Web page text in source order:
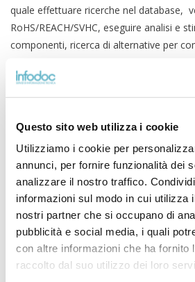
Questo sito web utilizza i cookie
Utilizziamo i cookie per
annunci, per fornire funzionalità dei
analizzare il nostro traffico.
informazioni sul modo in cui utilizza
nostri partner che si occupano di
pubblicità e social media, i quali
con altre informazioni che ha fornito
raccolto dal suo utilizzo dei loro
quale effettuare ricerche nel database,
RoHS/REACH/SVHC, eseguire analisi e
componenti, ricerca di alternative per
l’intera distinta componenti (BOM)
aggiungendo eventualmente
EOL, Material Content, ecc), garantendo
copertura dei componenti nella BOM.
Questa soluzione è disponibile a
totale di componenti gestiti (500, 1000,
per chi necessita di un servizio flessibile
componenti in uso.
Per ulteriori informazioni contattateci